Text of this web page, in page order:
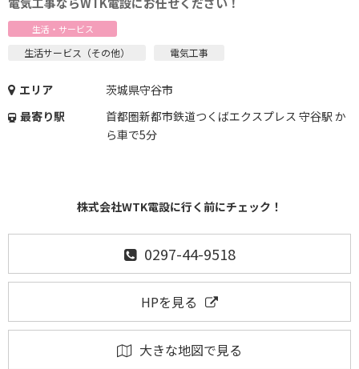
生活・サービス
生活サービス（その他） 電気工事
エリア
茨城県守谷市
最寄り駅
首都圏新都市鉄道つくばエクスプレス 守谷駅 か
ら車で5分
株式会社WTK電設に行く前にチェック！
0297-44-9518
HPを見る
大きな地図で見る